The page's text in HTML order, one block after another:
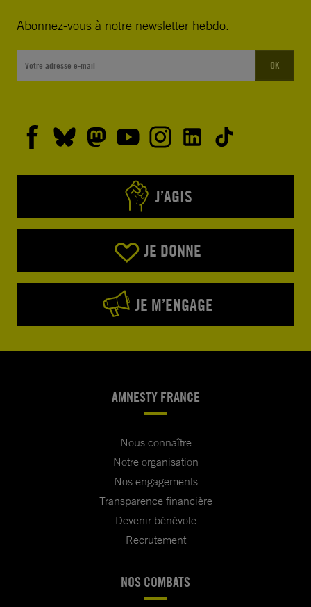
Abonnez-vous à notre newsletter hebdo.
OK
J’AGIS
JE DONNE
JE M’ENGAGE
AMNESTY FRANCE
Nous connaître
Notre organisation
Nos engagements
Transparence financière
Devenir bénévole
Recrutement
NOS COMBATS